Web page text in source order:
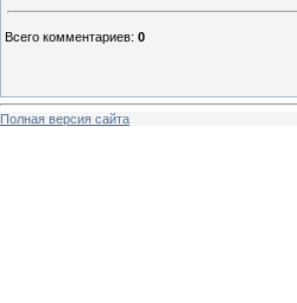
Всего комментариев: 0
Полная версия сайта